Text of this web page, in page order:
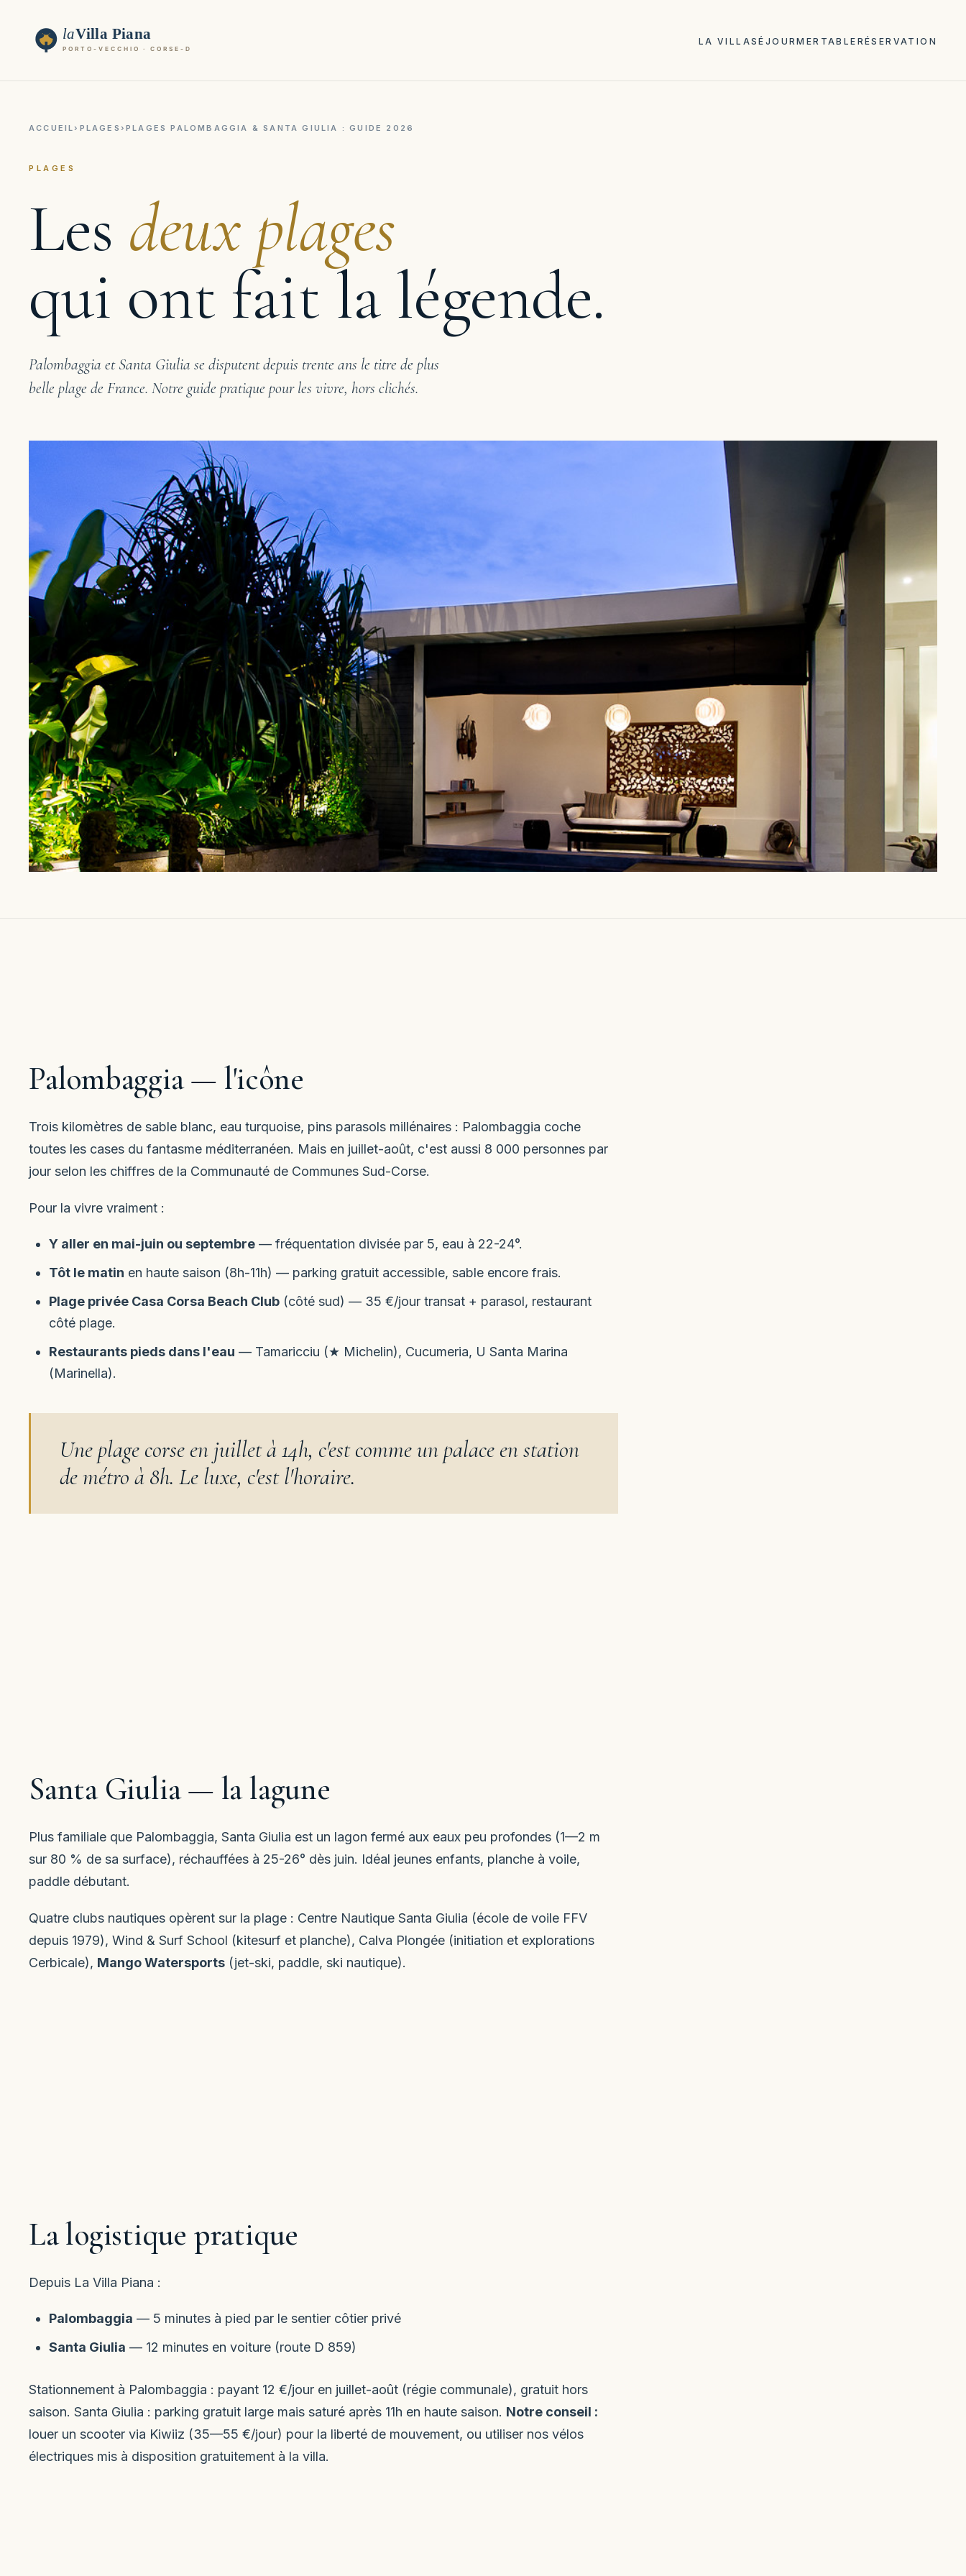
LA VILLASÉJOURMER TABLE RÉSERVATION
ACCUEIL› PLAGES ›PLAGES PALOMBAGGIA & SANTA GIULIA : GUIDE 2026
PLAGES
Les deux plages
qui ont fait la légende.
Palombaggia et Santa Giulia se disputent depuis trente ans le titre de plus
belle plage de France. Notre guide pratique pour les vivre, hors clichés.
Palombaggia — l'icône
Trois kilomètres de sable blanc, eau turquoise, pins parasols millénaires : Palombaggia coche
toutes les cases du fantasme méditerranéen. Mais en juillet-août, c'est aussi 8 000 personnes par
jour selon les chiffres de la Communauté de Communes Sud-Corse.
Pour la vivre vraiment :
Y aller en mai-juin ou septembre — fréquentation divisée par 5, eau à 22-24°.
Tôt le matin en haute saison (8h-11h) — parking gratuit accessible, sable encore frais.
Plage privée Casa Corsa Beach Club (côté sud) — 35 €/jour transat + parasol, restaurant
côté plage.
Restaurants pieds dans l'eau — Tamaricciu (★ Michelin), Cucumeria, U Santa Marina
(Marinella).
Une plage corse en juillet à 14h, c'est comme un palace en station
de métro à 8h. Le luxe, c'est l'horaire.
Santa Giulia — la lagune
Plus familiale que Palombaggia, Santa Giulia est un lagon fermé aux eaux peu profondes (1—2 m
sur 80 % de sa surface), réchauffées à 25-26° dès juin. Idéal jeunes enfants, planche à voile,
paddle débutant.
Quatre clubs nautiques opèrent sur la plage : Centre Nautique Santa Giulia (école de voile FFV
depuis 1979), Wind & Surf School (kitesurf et planche), Calva Plongée (initiation et explorations
Cerbicale), Mango Watersports (jet-ski, paddle, ski nautique).
La logistique pratique
Depuis La Villa Piana :
Palombaggia — 5 minutes à pied par le sentier côtier privé
Santa Giulia — 12 minutes en voiture (route D 859)
Stationnement à Palombaggia : payant 12 €/jour en juillet-août (régie communale), gratuit hors
saison. Santa Giulia : parking gratuit large mais saturé après 11h en haute saison. Notre conseil :
louer un scooter via Kiwiiz (35—55 €/jour) pour la liberté de mouvement, ou utiliser nos vélos
électriques mis à disposition gratuitement à la villa.